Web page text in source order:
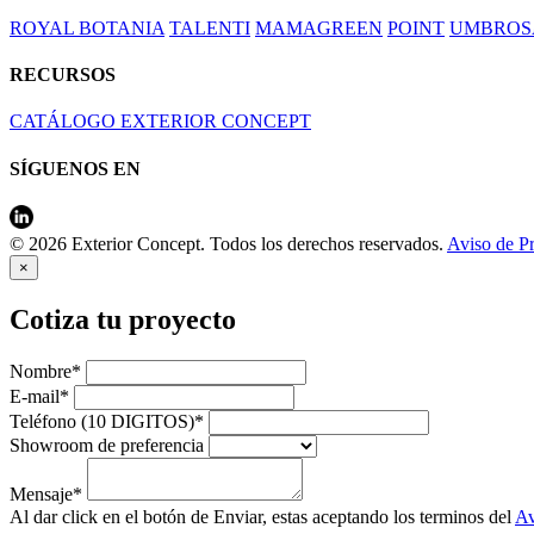
ROYAL BOTANIA TALENTI MAMAGREEN POINT
RECURSOS
CATÁLOGO EXTERIOR CONCEPT
SÍGUENOS EN
© 2026 Exterior Concept. Todos los derechos reservados. Aviso de
×
Cotiza tu proyecto
Nombre*
E-mail*
Teléfono (10 DIGITOS)*
Showroom de preferencia
Mensaje*
Al dar click en el botón de Enviar, estas aceptando los terminos del